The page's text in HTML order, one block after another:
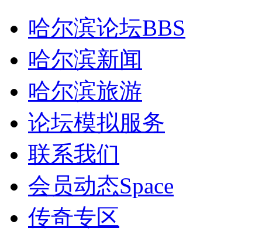
哈尔滨论坛BBS
哈尔滨新闻
哈尔滨旅游
论坛模拟服务
联系我们
会员动态Space
传奇专区